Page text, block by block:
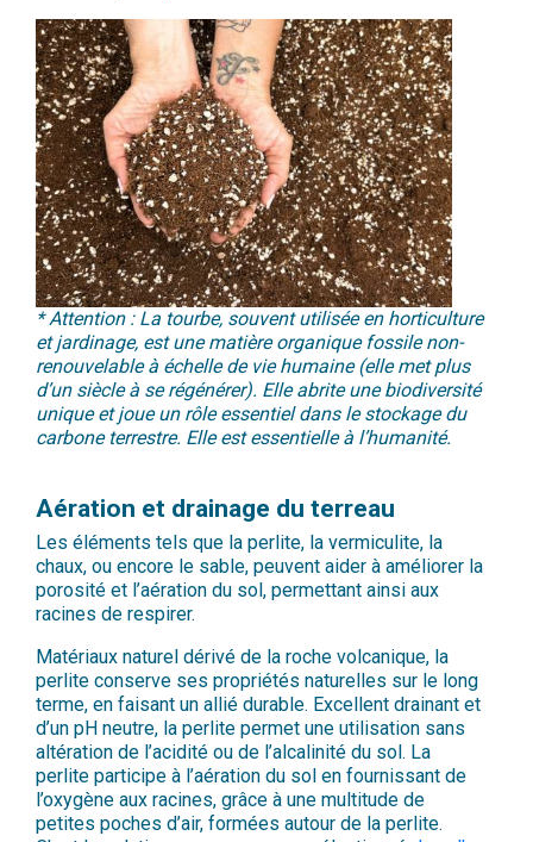
* Attention : La tourbe, souvent utilisée en horticulture
et jardinage, est une matière organique fossile non-
renouvelable à échelle de vie humaine (elle met plus
d’un siècle à se régénérer). Elle abrite une biodiversité
unique et joue un rôle essentiel dans le stockage du
carbone terrestre. Elle est essentielle à l’humanité.
Aération et drainage du terreau
Les éléments tels que la perlite, la vermiculite, la
chaux, ou encore le sable, peuvent aider à améliorer la
porosité et l’aération du sol, permettant ainsi aux
racines de respirer.
Matériaux naturel dérivé de la roche volcanique, la
perlite conserve ses propriétés naturelles sur le long
terme, en faisant un allié durable. Excellent drainant et
d’un pH neutre, la perlite permet une utilisation sans
altération de l’acidité ou de l’alcalinité du sol. La
perlite participe à l’aération du sol en fournissant de
l’oxygène aux racines, grâce à une multitude de
petites poches d’air, formées autour de la perlite.